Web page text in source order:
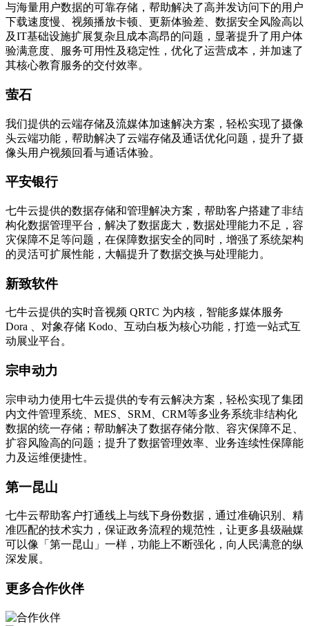
与海量用户数据的可靠存储，帮助解决了高并发访问下的用户
下载速度慢、视频播放卡顿、更新体验差、数据安全风险高以
及IT基础设施扩展复杂且成本高昂的问题，显著提升了用户体
验满意度、服务可用性及稳定性，优化了运营成本，并加速了
其核心教育服务的交付效率。
萤石
我们提供的云端存储及流媒体加速解决方案，轻松实现了摄像
头云端功能，帮助解决了云端存储及通话优化问题，提升了摄
像头用户视频回看与通话体验。
平安银行
七牛云提供的数据存储和管理解决方案，帮助客户搭建了非结
构化数据管理平台，解决了数据庞大，数据处理能力不足，容
灾保障不足等问题，在保障数据安全的同时，增强了系统架构
的灵活可扩展性能，大幅提升了数据交换与处理能力。
新致软件
七牛云提供的实时音视频 QRTC 为内核，智能多媒体服务
Dora 、对象存储 Kodo、互动白板为核心功能，打造一站式互
动展业平台。
宗申动力
宗申动力使用七牛云提供的专有云解决方案，轻松实现了集团
内文件管理系统、MES、SRM、CRM等多业务系统非结构化
数据的统一存储；帮助解决了数据存储分散、容灾保障不足、
扩容风险高的问题；提升了数据管理效率、业务连续性保障能
力及运维便捷性。
第一昆山
七牛云帮助客户打通线上与线下身份数据，通过准确识别、精
准匹配的技术实力，保证政务流程的规范性，让更多县级融媒
可以像「第一昆山」一样，功能上不断强化，向人民满意的纵
深发展。
更多合作伙伴